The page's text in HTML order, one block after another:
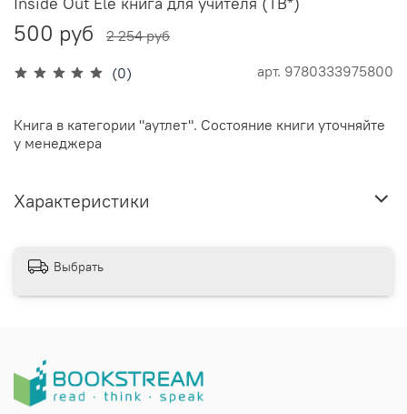
(0) арт. 9780333975800
500 руб 2 254 руб
Книга в категории "аутлет". Состояние книги уточняйте
у менеджера
Характеристики
Выбрать